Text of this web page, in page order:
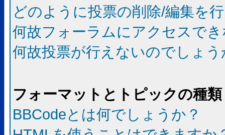
どのように投票の削除/編集を
何故フォーラムにアクセスで
何故投票が行えないのでしょう
フォーマットとトピックの種類
BBCodeとは何でしょうか？